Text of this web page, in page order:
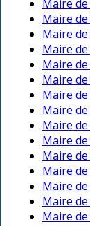
Maire
Maire
Maire
Maire
Maire
Maire
Maire
Maire
Maire
Maire
Maire
Maire
Maire
Maire
Maire